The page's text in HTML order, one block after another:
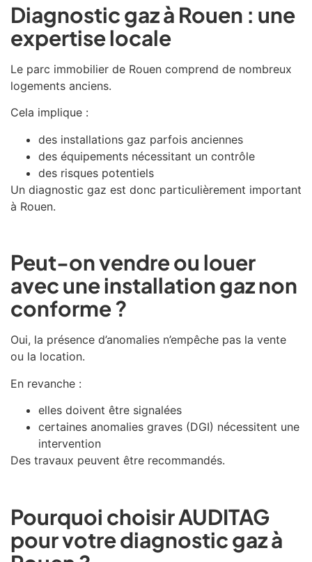
Diagnostic gaz à Rouen : une
expertise locale
Le parc immobilier de Rouen comprend de nombreux
logements anciens.
Cela implique :
des installations gaz parfois anciennes
des équipements nécessitant un contrôle
des risques potentiels
Un diagnostic gaz est donc particulièrement important
à Rouen.
Peut-on vendre ou louer
avec une installation gaz non
conforme ?
Oui, la présence d’anomalies n’empêche pas la vente
ou la location.
En revanche :
elles doivent être signalées
certaines anomalies graves (DGI) nécessitent une
intervention
Des travaux peuvent être recommandés.
Pourquoi choisir AUDITAG
pour votre diagnostic gaz à